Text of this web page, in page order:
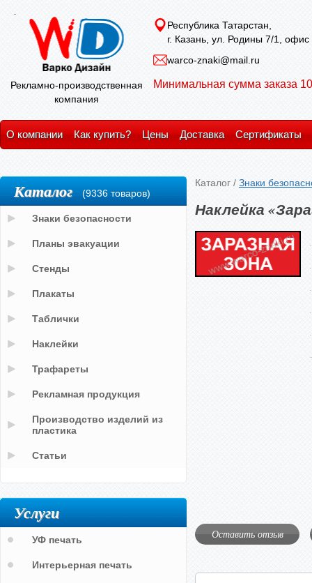
Рекламно-производственная
компания
Республика Татарстан,
г. Казань, ул. Родины 7/1, офис
warco-znaki@mail.ru
Минимальная сумма заказа
О компании Как купить? Цены Доставка Сертификаты
Каталог / Знаки
Наклейка
Оставить отзыв
Каталог (9336 товаров)
Знаки безопасности
Планы эвакуации
Стенды
Плакаты
Таблички
Наклейки
Трафареты
Рекламная продукция
Производство изделий из
пластика
Статьи
Услуги
УФ печать
Интерьерная печать